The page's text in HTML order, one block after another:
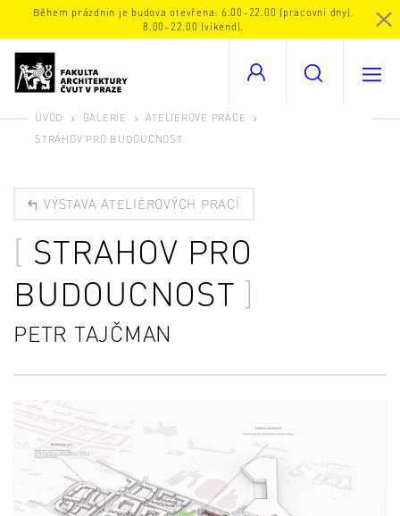
Během prázdnin je budova otevřena: 6.00–22.00 (pracovní dny),
8.00–22.00 (víkend).
ÚVOD GALERIE
ATELIÉROVÉ PRÁCE
STRAHOV PRO BUDOUCNOST
VÝSTAVA ATELIÉROVÝCH PRACÍ
STRAHOV PRO
BUDOUCNOST
PETR TAJČMAN